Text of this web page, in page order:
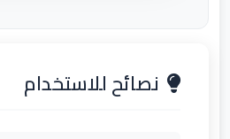
نصائح للاستخدام